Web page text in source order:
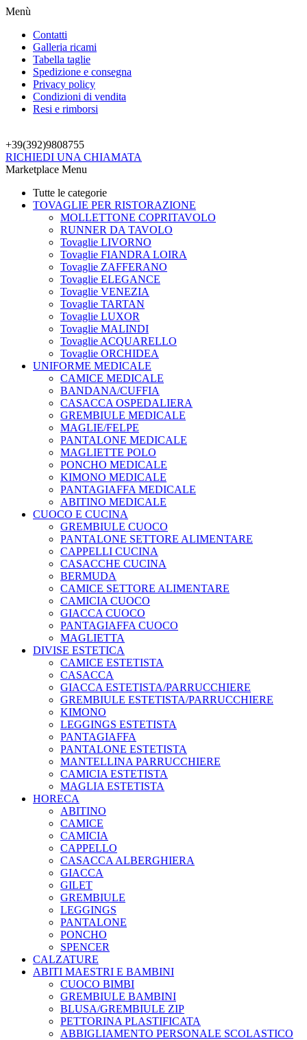
Menù
Contatti
Galleria ricami
Tabella taglie
Spedizione e consegna
Privacy policy
Condizioni di vendita
Resi e rimborsi
+39(392)9808755
RICHIEDI UNA CHIAMATA
Marketplace Menu
Tutte le categorie
TOVAGLIE PER RISTORAZIONE
MOLLETTONE COPRITAVOLO
RUNNER DA TAVOLO
Tovaglie LIVORNO
Tovaglie FIANDRA LOIRA
Tovaglie ZAFFERANO
Tovaglie ELEGANCE
Tovaglie VENEZIA
Tovaglie TARTAN
Tovaglie LUXOR
Tovaglie MALINDI
Tovaglie ACQUARELLO
Tovaglie ORCHIDEA
UNIFORME MEDICALE
CAMICE MEDICALE
BANDANA/CUFFIA
CASACCA OSPEDALIERA
GREMBIULE MEDICALE
MAGLIE/FELPE
PANTALONE MEDICALE
MAGLIETTE POLO
PONCHO MEDICALE
KIMONO MEDICALE
PANTAGIAFFA MEDICALE
ABITINO MEDICALE
CUOCO E CUCINA
GREMBIULE CUOCO
PANTALONE SETTORE ALIMENTARE
CAPPELLI CUCINA
CASACCHE CUCINA
BERMUDA
CAMICE SETTORE ALIMENTARE
CAMICIA CUOCO
GIACCA CUOCO
PANTAGIAFFA CUOCO
MAGLIETTA
DIVISE ESTETICA
CAMICE ESTETISTA
CASACCA
GIACCA ESTETISTA/PARRUCCHIERE
GREMBIULE ESTETISTA/PARRUCCHIERE
KIMONO
LEGGINGS ESTETISTA
PANTAGIAFFA
PANTALONE ESTETISTA
MANTELLINA PARRUCCHIERE
CAMICIA ESTETISTA
MAGLIA ESTETISTA
HORECA
ABITINO
CAMICE
CAMICIA
CAPPELLO
CASACCA ALBERGHIERA
GIACCA
GILET
GREMBIULE
LEGGINGS
PANTALONE
PONCHO
SPENCER
CALZATURE
ABITI MAESTRI E BAMBINI
CUOCO BIMBI
GREMBIULE BAMBINI
BLUSA/GREMBIULE ZIP
PETTORINA PLASTIFICATA
ABBIGLIAMENTO PERSONALE SCOLASTICO